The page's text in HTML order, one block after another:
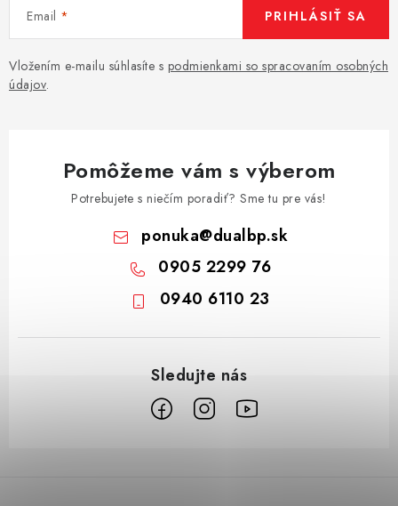
Email
Vložením e-mailu súhlasíte s podmienkami so spracovaním osobných
údajov.
PRIHLÁSIŤ SA
Pomôžeme vám s výberom
Potrebujete s niečím poradiť? Sme tu pre vás!
ponuka@dualbp.sk
0905 2299 76
0940 6110 23